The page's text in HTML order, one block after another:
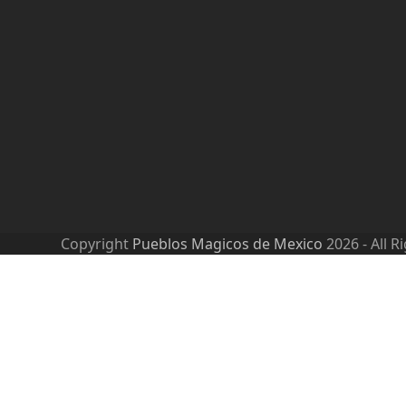
Copyright Pueblos Magicos de Mexico 2026 - All